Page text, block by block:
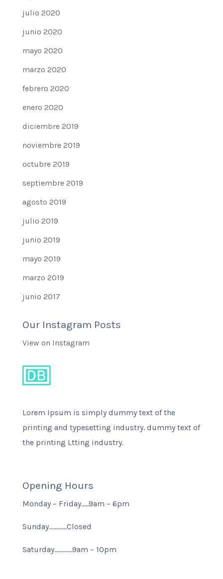
julio 2020
junio 2020
mayo 2020
marzo 2020
febrero 2020
enero 2020
diciembre 2019
noviembre 2019
octubre 2019
septiembre 2019
agosto 2019
julio 2019
junio 2019
mayo 2019
marzo 2019
junio 2017
Our Instagram Posts
View on Instagram
Lorem Ipsum is simply dummy text of the
printing and typesetting industry. dummy text of
the printing Ltting industry.
Opening Hours
Monday – Friday…..9am – 6pm
Sunday…………Closed
Saturday…………9am – 10pm